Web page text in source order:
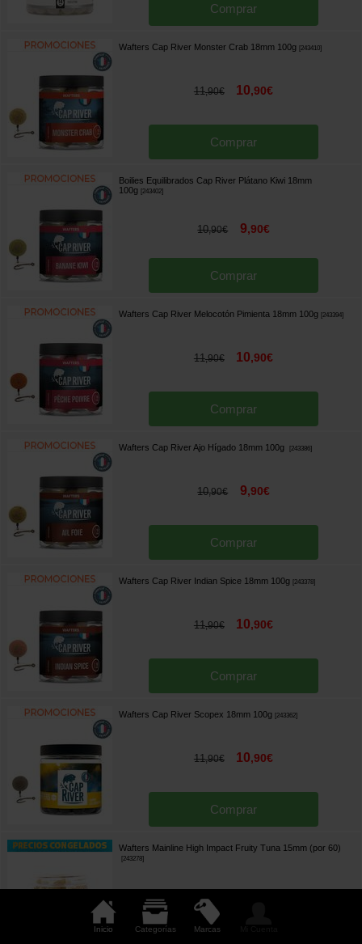
Inicio Categorías Marcas
Comprar
Wafters Cap River Monster Crab 18mm 100g [243410]
11,90€ 10,90€
Comprar
Boilies Equilibrados Cap River Plátano Kiwi 18mm
100g [243402]
10,90€ 9,90€
Comprar
Wafters Cap River Melocotón Pimienta 18mm 100g [243394]
11,90€ 10,90€
Comprar
Wafters Cap River Ajo Hígado 18mm 100g [243386]
10,90€ 9,90€
Comprar
Wafters Cap River Indian Spice 18mm 100g [243378]
11,90€ 10,90€
Comprar
Wafters Cap River Scopex 18mm 100g [243362]
11,90€ 10,90€
Comprar
Wafters Mainline High Impact Fruity Tuna 15mm (por 60)
[243278]
11